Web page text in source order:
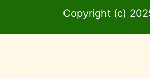
Copyright (c)